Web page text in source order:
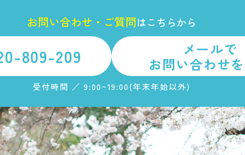
お問い合わせ ・ ご質問はこちらから
809-209
メールで
お問い合わせ
受付時間 ／ 9:00~19:00(年末年始以外)